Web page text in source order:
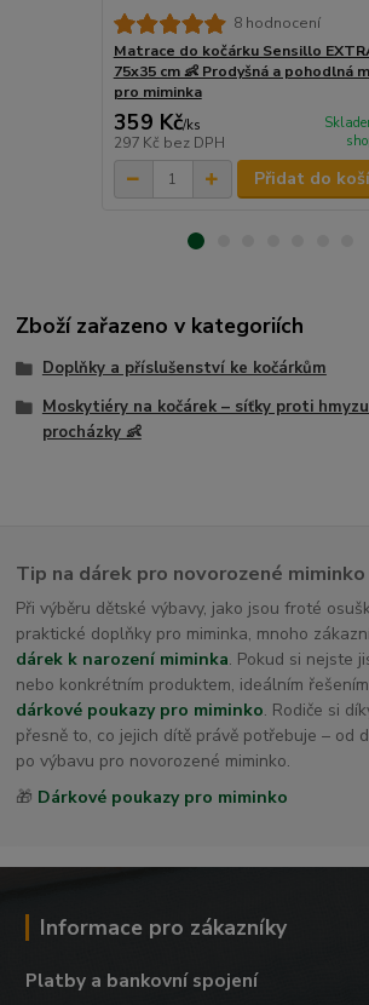
8 hodnocení
Matrace do kočárku Sensillo
75x35 cm 👶 Prodyšná a pohodlná
pro miminka
359 Kč/ks
297 Kč bez DPH
Přidat do
Zboží zařazeno v kategoriích
Doplňky a příslušenství ke kočárkům
Moskytiéry na kočárek – síťky proti
procházky 👶
Tip na dárek pro novorozené miminko
Při výběru dětské výbavy, jako jsou froté
praktické doplňky pro miminka, mnoho
dárek k narození miminka. Pokud si nejste
nebo konkrétním produktem, ideálním
dárkové poukazy pro miminko. Rodiče si
přesně to, co jejich dítě právě potřebuje – od
po výbavu pro novorozené miminko.
🎁 Dárkové poukazy pro miminko
Informace pro zákazníky
Platby a bankovní spojení